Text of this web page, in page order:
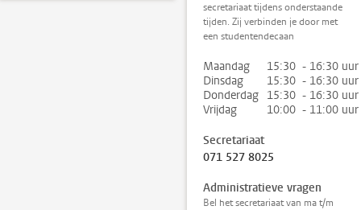
secretariaat tijdens onderstaande
tijden. Zij verbinden je door met
een studentendecaan
Maandag
15:30 - 16:30 uur
Dinsdag
15:30 - 16:30 uur
Donderdag 15:30 - 16:30 uur
Vrijdag
10:00 - 11:00 uur
Secretariaat
071 527 8025
Administratieve vragen
Bel het secretariaat van ma t/m